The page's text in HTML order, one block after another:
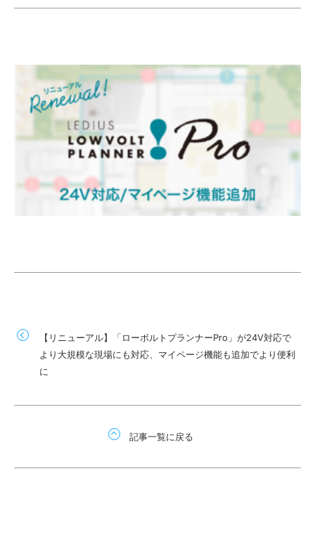
【リニューアル】「ローボルトプランナーPro」が24V対応で
より大規模な現場にも対応、マイページ機能も追加でより便利
に
記事一覧に戻る